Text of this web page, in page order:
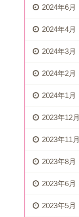
2024年6月
2024年4月
2024年3月
2024年2月
2024年1月
2023年12月
2023年11月
2023年8月
2023年6月
2023年5月